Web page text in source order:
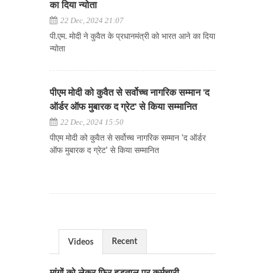
का दिया न्योता
22 Dec, 2024 21:07
पी.एम. मोदी ने कुवैत के प्रधानमंत्री को भारत आने का दिया
न्योता
पीएम मोदी को कुवैत से सर्वोच्च नागरिक सम्मान 'द
ऑर्डर ऑफ मुबारक द ग्रेट' से किया सम्मानित
22 Dec, 2024 15:50
पीएम मोदी को कुवैत से सर्वोच्च नागरिक सम्मान 'द ऑर्डर
ऑफ मुबारक द ग्रेट' से किया सम्मानित
Videos Recent